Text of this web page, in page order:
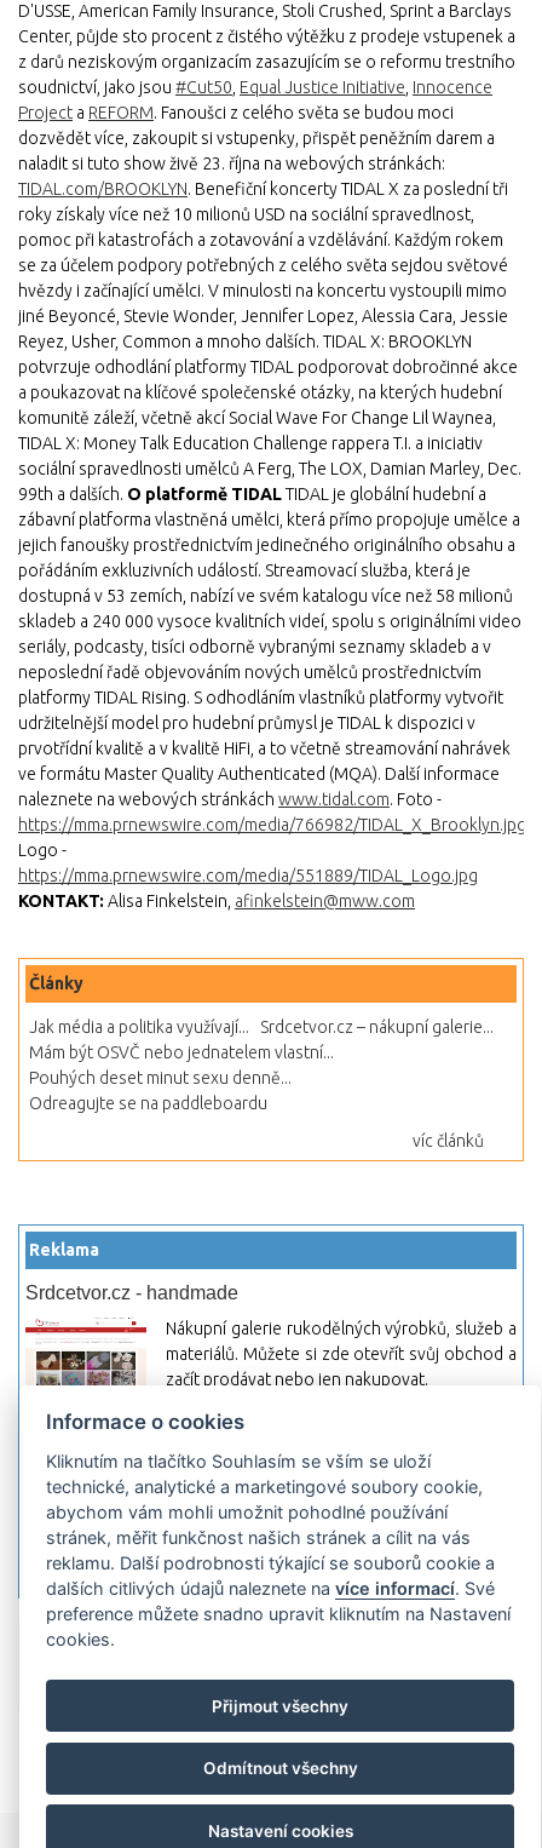
D'USSE, American Family Insurance, Stoli Crushed, Sprint a Barclays
Center, půjde sto procent z čistého výtěžku z prodeje vstupenek a
z darů neziskovým organizacím zasazujícím se o reformu trestního
soudnictví, jako jsou #Cut50 Equal Justice Initiative Innocence
Project a REFORM. Fanoušci z celého světa se budou moci
dozvědět více, zakoupit si vstupenky, přispět peněžním darem a
naladit si tuto show živě 23. října na webových stránkách:
TIDAL.com/BROOKLYN. Benefiční koncerty TIDAL X za poslední tři
roky získaly více než 10 milionů USD na sociální spravedlnost,
pomoc při katastrofách a zotavování a vzdělávání. Každým rokem
se za účelem podpory potřebných z celého světa sejdou světové
hvězdy i začínající umělci. V minulosti na koncertu vystoupili mimo
jiné Beyoncé, Stevie Wonder, Jennifer Lopez, Alessia Cara, Jessie
Reyez, Usher, Common a mnoho dalších. TIDAL X: BROOKLYN
potvrzuje odhodlání platformy TIDAL podporovat dobročinné akce
a poukazovat na klíčové společenské otázky, na kterých hudební
komunitě záleží, včetně akcí Social Wave For Change Lil Waynea,
TIDAL X: Money Talk Education Challenge rappera T.I. a iniciativ
sociální spravedlnosti umělců A Ferg, The LOX, Damian Marley, Dec.
99th a dalších. O platformě TIDALTIDAL je globální hudební a
zábavní platforma vlastněná umělci, která přímo propojuje umělce a
jejich fanoušky prostřednictvím jedinečného originálního obsahu a
pořádáním exkluzivních událostí. Streamovací služba, která je
dostupná v 53 zemích, nabízí ve svém katalogu více než 58 milionů
skladeb a 240 000 vysoce kvalitních videí, spolu s originálními video
seriály, podcasty, tisíci odborně vybranými seznamy skladeb a v
neposlední řadě objevováním nových umělců prostřednictvím
platformy TIDAL Rising. S odhodláním vlastníků platformy vytvořit
udržitelnější model pro hudební průmysl je TIDAL k dispozici v
prvotřídní kvalitě a v kvalitě HiFi, a to včetně streamování nahrávek
ve formátu Master Quality Authenticated (MQA). Další informace
naleznete na webových stránkách www.tidal.com. Foto -
https://mma.prnewswire.com/media/766982/TIDAL_X_Brooklyn.jpg
Logo -
https://mma.prnewswire.com/media/551889/TIDAL_Logo.jpg
KONTAKT: Alisa Finkelstein, afinkelstein@mww.com
Články
Jak média a politika využívají...
Srdcetvor.cz – nákupní galerie...
Mám být OSVČ nebo jednatelem vlastní...
Pouhých deset minut sexu denně...
Odreagujte se na paddleboardu
víc článků
Reklama
Srdcetvor.cz - handmade
Nákupní galerie rukodělných výrobků, služeb a
materiálů. Můžete si zde otevřít svůj obchod a
začít prodávat nebo jen nakupovat.
Hledej-hosting.cz - webhosting, VPS
Přehled webhostingových, multihosting a VPS
hosting programů s možností jejich
pokročilého vyhledávání a porovnávání.
Najděte si jednoduše vhodný hosting.
Přidat server
osobních údajů
Copyright © 2009 rssMonitor.cz Všechny práva vyhrazené. Autor a
provozovatel nezodpovídá za obsah a jeho následky.
Informace o cookies
Kliknutím na tlačítko Souhlasím se vším se uloží
technické, analytické a marketingové soubory cookie,
abychom vám mohli umožnit pohodlné používání
stránek, měřit funkčnost našich stránek a cílit na vás
reklamu. Další podrobnosti týkající se souborů cookie a
dalších citlivých údajů naleznete navíce informací. Své
preference můžete snadno upravit kliknutím na Nastavení
cookies.
Přijmout všechny
Odmítnout všechny
Nastavení cookies